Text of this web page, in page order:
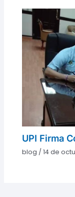
UPI Firma
blog /14 de